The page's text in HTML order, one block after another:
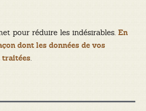
pour réduire les indésirables. En
dont les données de vos
traitées.